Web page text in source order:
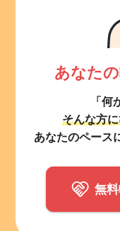
あなた
「何
そんな方
あなたのペース
無